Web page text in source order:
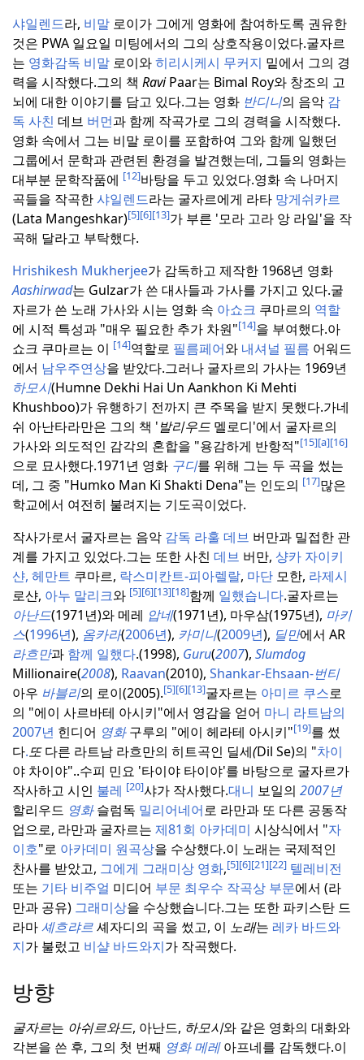
샤일렌드라, 비말 로이가 그에게 영화에 참여하도록 권유한
것은 PWA 일요일 미팅에서의 그의 상호작용이었다.굴자르
는 영화감독 비말 로이와히리시케시 무커지 밑에서 그의 경
력을 시작했다.그의 책 RaviPaar는 Bimal Roy와 창조의 고
뇌에 대한 이야기를 담고 있다.그는 영화 반디니의 음악 감
독 사친 데브 버먼과 함께 작곡가로 그의 경력을 시작했다.
영화 속에서 그는 비말 로이를 포함하여 그와 함께 일했던
그룹에서 문학과 관련된 환경을 발견했는데, 그들의 영화는
대부분 문학작품에 [12]바탕을 두고 있었다.영화 속 나머지
곡들을 작곡한샤일렌드라는 굴자르에게 라타 망게쉬카르
(Lata Mangeshkar)[5][6][13]가 부른 '모라 고라 앙 라일'을 작
곡해 달라고 부탁했다.
Hrishikesh Mukherjee가 감독하고 제작한 1968년 영화
Aashirwad는 Gulzar가 쓴 대사들과 가사를 가지고 있다.굴
자르가 쓴 노래 가사와 시는 영화 속 아쇼크 쿠마르의 역할
에 시적 특성과 "매우 필요한 추가 차원"[14]을 부여했다.아
쇼크 쿠마르는 이 [14]역할로 필름페어와 내셔널 필름 어워드
에서 남우주연상을 받았다.그러나 굴자르의 가사는 1969년
하모시(Humne Dekhi Hai Un Aankhon Ki Mehti
Khushboo)가 유행하기 전까지 큰 주목을 받지 못했다.가네
쉬 아난타라만은 그의 책 '발리우드 멜로디'에서 굴자르의
가사와 의도적인 감각의 혼합을 "용감하게 반항적"[15][a][16]
으로 묘사했다.1971년 영화 구디를 위해 그는 두 곡을 썼는
데, 그 중 "Humko Man Ki Shakti Dena"는 인도의 [17]많은
학교에서 여전히 불려지는 기도곡이었다.
작사가로서 굴자르는 음악 감독 라훌 데브 버만과 밀접한 관
계를 가지고 있었다.그는 또한 사친 데브 버만, 샹카 자이키
샨, 헤만트 쿠마르, 락스미칸트-피아렐랄, 마단 모한, 라제시
로샨, 아누 말리크와 [5][6][13][18]함께 일했습니다.굴자르는
아난드(1971년)와 메레 압네(1971년), 마우삼(1975년), 마키
스(1996년), 옴카라(2006년), 카미니(2009년), 딜만에서 AR
라흐만과 함께 일했다.(1998), Guru(2007), Slumdog
Millionaire(2008), Raavan(2010), Shankar-Ehsaan-번티
아우 바블리의 로이(2005).[5][6][13]굴자르는 아미르 쿠스로
의 "에이 사르바테 아시키"에서 영감을 얻어 마니 라트남의
2007년 힌디어 영화구루의 "에이 헤라테 아시키"[19]를 썼
다.또다른 라트남 라흐만의 히트곡인 딜세(Dil Se)의 "차이
야 차이야"..수피 민요 '타이야 타이야'를 바탕으로 굴자르가
작사하고 시인 불레 [20]샤가 작사했다.대니 보일의 2007년
할리우드 영화슬럼독 밀리어네어로 라만과 또 다른 공동작
업으로, 라만과 굴자르는 제81회 아카데미 시상식에서 "자
이호"로 아카데미 원곡상을 수상했다.이 노래는 국제적인
찬사를 받았고, 그에게 그래미상 영화,[5][6][21][22] 텔레비전
또는 기타 비주얼 미디어 부문 최우수 작곡상 부문에서 (라
만과 공유) 그래미상을 수상했습니다.그는 또한 파키스탄 드
라마셰흐랴르셰자디의 곡을 썼고, 이 노래는 레카 바드와
지가 불렀고 비샬 바드와지가 작곡했다.
방향
굴자르는 아쉬르와드, 아난드, 하모시와 같은 영화의 대화와
각본을 쓴 후, 그의 첫 번째 영화 메레아프네를 감독했다.이